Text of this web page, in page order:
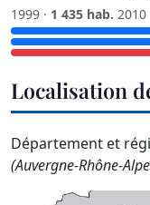
1999 · 1 435 hab. 2010
Localisation
Département et
(Auvergne-Rhône-